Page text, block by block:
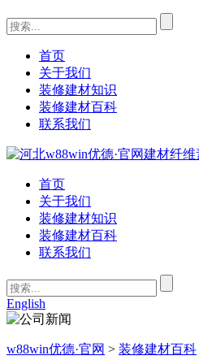
首页
关于我们
装修建材知识
装修建材百科
联系我们
首页
关于我们
装修建材知识
装修建材百科
联系我们
English
w88win优德·官网 > 装修建材百科